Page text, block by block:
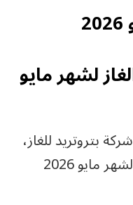
لشهر مايو
بتروتريد للغاز،
فإنّ الاستعلام عن فاتورة الغاز لشهر مايو 2026